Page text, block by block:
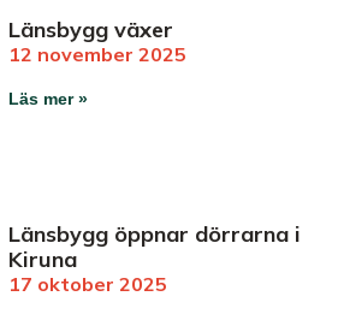
Länsbygg växer
12 november 2025
Läs mer »
Länsbygg öppnar dörrarna i
Kiruna
17 oktober 2025